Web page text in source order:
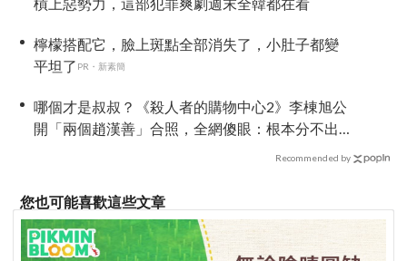
檸檬搭配它，臉上斑點全部消失了，小肚子都變
平坦了 PR・新素簡
哪個才是叔叔？《殺人者的購物中心2》李棟旭公
開「兩個趙漢善」合照，全網傻眼：根本分不出
Recommended by
您也可能喜歡這些文章